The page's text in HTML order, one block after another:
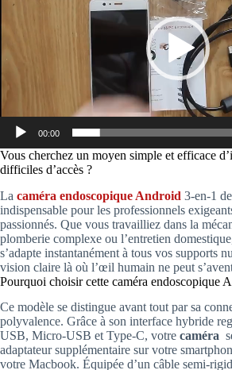
00:00
Vous cherchez un moyen simple et efficace
difficiles d’accès ?
La caméra endoscopique Android 3-en-1
indispensable pour les professionnels
passionnés. Que vous travailliez dans la
plomberie complexe ou l’entretien
s’adapte instantanément à tous vos supports
vision claire là où l’œil humain ne peut
Pourquoi choisir cette caméra endoscopique
Ce modèle se distingue avant tout par sa
polyvalence. Grâce à son interface hybride
USB, Micro-USB et Type-C, votre caméra
adaptateur supplémentaire sur votre
votre Macbook. Équipée d’un câble semi-